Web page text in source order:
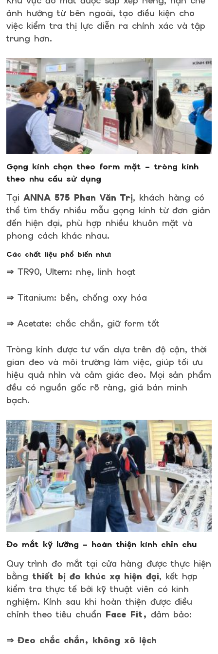
ảnh hưởng từ bên ngoài, tạo điều kiện cho
việc kiểm tra thị lực diễn ra chính xác và tập
trung hơn.
Gọng kính chọn theo form mặt – tròng kính
theo nhu cầu sử dụng
TạiANNA 575 Phan Văn Trị, khách hàng có
thể tìm thấy nhiều mẫu gọng kính từ đơn giản
đến hiện đại, phù hợp nhiều khuôn mặt và
phong cách khác nhau.
Các chất liệu phổ biến như:
⇒ TR90, Ultem: nhẹ, linh hoạt
⇒ Titanium: bền, chống oxy hóa
⇒ Acetate: chắc chắn, giữ form tốt
Tròng kính được tư vấn dựa trên độ cận, thời
gian đeo và môi trường làm việc, giúp tối ưu
hiệu quả nhìn và cảm giác đeo. Mọi sản phẩm
đều có nguồn gốc rõ ràng, giá bán minh
bạch.
Đo mắt kỹ lưỡng – hoàn thiện kính chỉn chu
Quy trình đo mắt tại cửa hàng được thực hiện
bằng thiết bị đo khúc xạ hiện đại, kết hợp
kiểm tra thực tế bởi kỹ thuật viên có kinh
nghiệm. Kính sau khi hoàn thiện được điều
chỉnh theo tiêu chuẩn Face Fit, đảm bảo:
⇒ Đeo chắc chắn, không xô lệch